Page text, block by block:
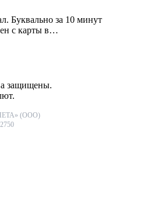
Буквально за 10 минут
с карты в…
защищены.
(ООО)